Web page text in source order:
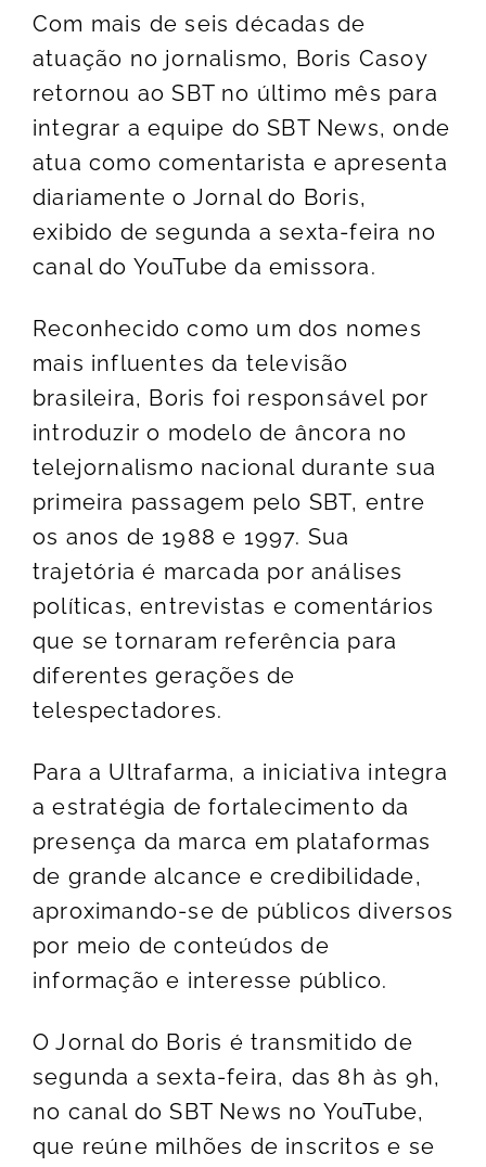
Com mais de seis décadas de
atuação no jornalismo, Boris Casoy
retornou ao SBT no último mês para
integrar a equipe do SBT News, onde
atua como comentarista e apresenta
diariamente o Jornal do Boris,
exibido de segunda a sexta-feira no
canal do YouTube da emissora.
Reconhecido como um dos nomes
mais influentes da televisão
brasileira, Boris foi responsável por
introduzir o modelo de âncora no
telejornalismo nacional durante sua
primeira passagem pelo SBT, entre
os anos de 1988 e 1997. Sua
trajetória é marcada por análises
políticas, entrevistas e comentários
que se tornaram referência para
diferentes gerações de
telespectadores.
Para a Ultrafarma, a iniciativa integra
a estratégia de fortalecimento da
presença da marca em plataformas
de grande alcance e credibilidade,
aproximando-se de públicos diversos
por meio de conteúdos de
informação e interesse público.
O Jornal do Boris é transmitido de
segunda a sexta-feira, das 8h às 9h,
no canal do SBT News no YouTube,
que reúne milhões de inscritos e se